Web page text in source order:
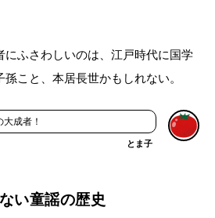
にふさわしいのは、江戸時代に国学
こと、本居長世かもしれない。
成者！
とま子
い童謡の歴史